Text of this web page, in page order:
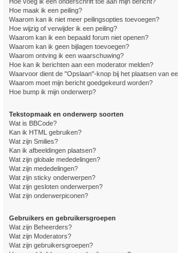
Hoe maak ik een peiling?
Waarom kan ik niet meer peilingsopties toevoegen?
Hoe wijzig of verwijder ik een peiling?
Waarom kan ik een bepaald forum niet openen?
Waarom kan ik geen bijlagen toevoegen?
Waarom ontving ik een waarschuwing?
Hoe kan ik berichten aan een moderator melden?
Waarvoor dient de "Opslaan"-knop bij het plaatsen van
Waarom moet mijn bericht goedgekeurd worden?
Hoe bump ik mijn onderwerp?
Tekstopmaak en onderwerp soorten
Wat is BBCode?
Kan ik HTML gebruiken?
Wat zijn Smilies?
Kan ik afbeeldingen plaatsen?
Wat zijn globale mededelingen?
Wat zijn mededelingen?
Wat zijn sticky onderwerpen?
Wat zijn gesloten onderwerpen?
Wat zijn onderwerpiconen?
Gebruikers en gebruikersgroepen
Wat zijn Beheerders?
Wat zijn Moderators?
Wat zijn gebruikersgroepen?